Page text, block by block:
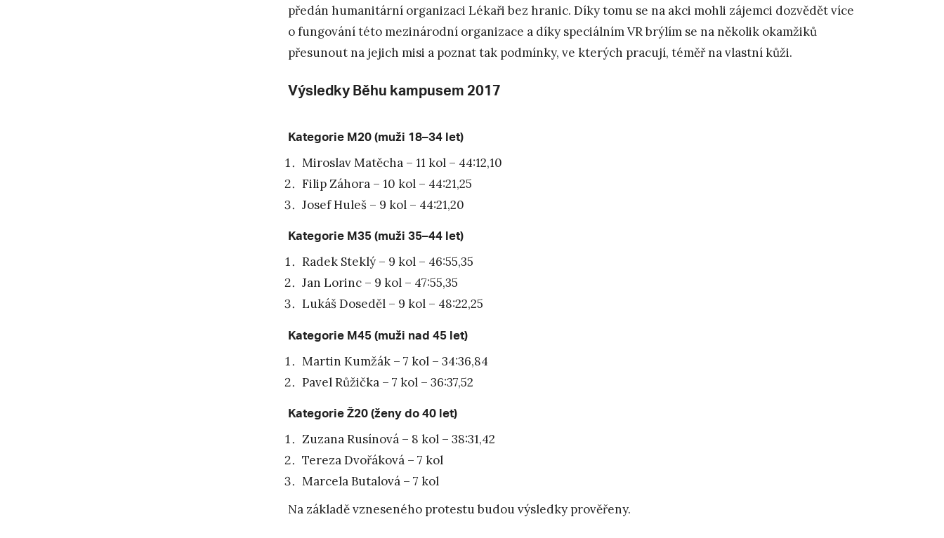
předán humanitární organizaci Lékaři bez hranic. Díky tomu se na akci mohli zájemci dozvědět více
o fungování této mezinárodní organizace a díky speciálním VR brýlím se na několik okamžiků
přesunout na jejich misi a poznat tak podmínky, ve kterých pracují, téměř na vlastní kůži.
Výsledky Běhu kampusem 2017
Kategorie M20 (muži 18–34 let)
Miroslav Matěcha – 11 kol – 44:12,10
Filip Záhora – 10 kol – 44:21,25
Josef Huleš – 9 kol – 44:21,20
Kategorie M35 (muži 35–44 let)
Radek Steklý – 9 kol – 46:55,35
Jan Lorinc – 9 kol – 47:55,35
Lukáš Doseděl – 9 kol – 48:22,25
Kategorie M45 (muži nad 45 let)
Martin Kumžák – 7 kol – 34:36,84
Pavel Růžička – 7 kol – 36:37,52
Kategorie Ž20 (ženy do 40 let)
Zuzana Rusínová – 8 kol – 38:31,42
Tereza Dvořáková – 7 kol
Marcela Butalová – 7 kol
Na základě vzneseného protestu budou výsledky prověřeny.